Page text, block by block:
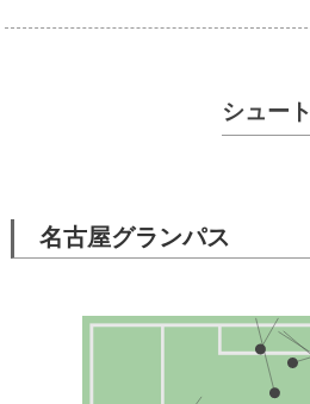
シュート
名古屋グランパス